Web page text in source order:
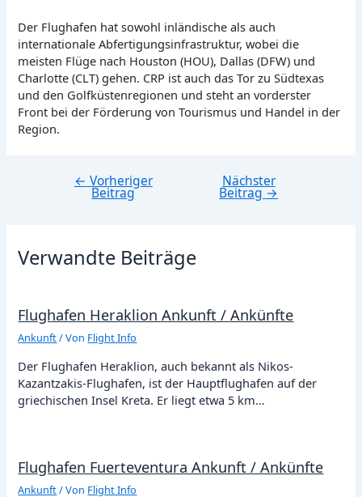
Der Flughafen hat sowohl inländische als auch
internationale Abfertigungsinfrastruktur, wobei die
meisten Flüge nach Houston (HOU), Dallas (DFW) und
Charlotte (CLT) gehen. CRP ist auch das Tor zu Südtexas
und den Golfküstenregionen und steht an vorderster
Front bei der Förderung von Tourismus und Handel in der
Region.
Beitragsnavigation
← Vorheriger
Beitrag
Nächster
Beitrag→
Verwandte Beiträge
Flughafen Heraklion Ankunft / Ankünfte
Ankunft/ Von Flight Info
Der Flughafen Heraklion, auch bekannt als Nikos-
Kazantzakis-Flughafen, ist der Hauptflughafen auf der
griechischen Insel Kreta. Er liegt etwa 5 km…
Flughafen Fuerteventura Ankunft / Ankünfte
Ankunft/ Von Flight Info